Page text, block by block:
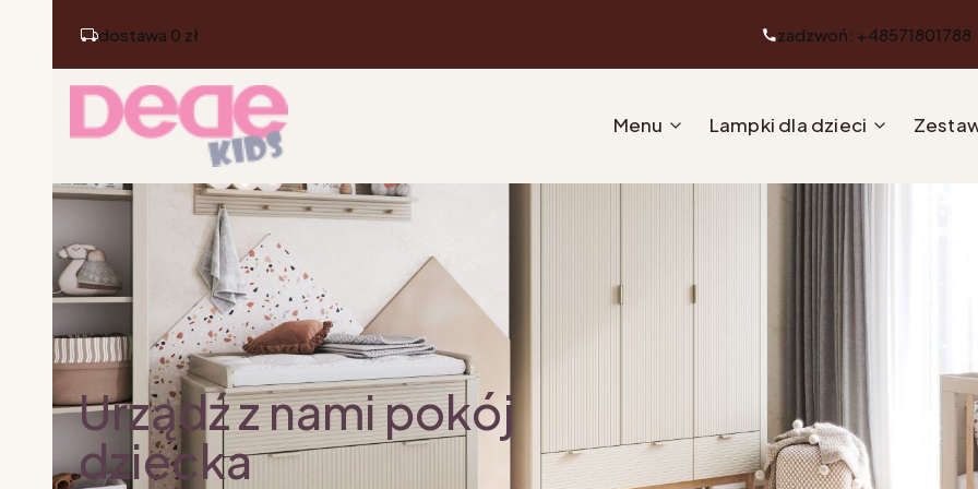
dostawa 0 zł zadzwoń: +48571801788
Menu Lampki dla dzieci
Urządź z nami pokój
dziecka